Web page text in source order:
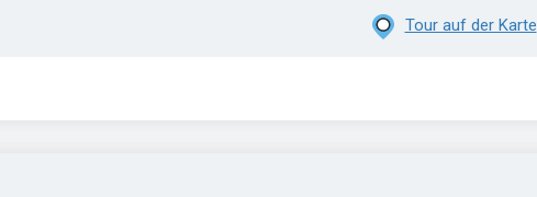
Tour auf der Karte